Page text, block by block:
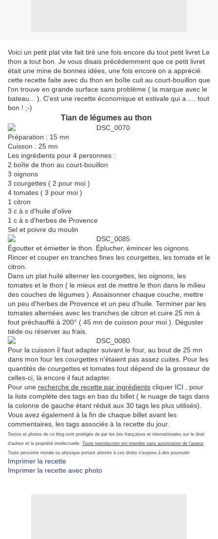
Voici un petit plat vite fait tiré une fois encore du tout petit livret Le
thon a tout bon. Je vous disais précédemment que ce petit livret
était une mine de bonnes idées, une fois encore on a apprécié
cette recette faite avec du thon en boîte cuit au court-bouillon que
l'on trouve en grande surface sans problème ( la marque avec le
bateau... ). C'est une recette économique et estivale qui a .... tout
bon ! ;-)
Tian de légumes au thon
Préparation : 15 mn
Cuisson : 25 mn
Les ingrédients pour 4 personnes :
2 boîte de thon au court-bouillon
3 oignons
3 courgettes ( 2 pour moi )
4 tomates ( 3 pour moi )
1 citron
3 c à s d'huile d'olive
1 c à s d'herbes de Provence
Sel et poivre du moulin
Égoutter et émietter le thon. Éplucher, émincer les oignons.
Rincer et couper en tranches fines les courgettes, les tomate et le
citron.
Dans un plat huilé alterner les courgettes, les oignons, les
tomates et le thon ( le mieux est de mettre le thon dans le milieu
des couches de légumes ). Assaisonner chaque couche, mettre
un peu d'herbes de Provence et un peu d'huile. Terminer par les
tomates alternées avec les tranches de citron et cuire 25 mn à
fout préchauffé à 200° ( 45 mn de cuisson pour moi ). Déguster
tiède ou réserver au frais.
Pour la cuisson il faut adapter suivant le four, au bout de 25 mn
dans mon four les courgettes n'étaient pas assez cuites. Pour les
quantités de courgettes et tomates tout dépend de la grosseur de
celles-ci, là encore il faut adapter.
Pour une recherche de recette par ingrédients cliquer ICI , pour
la liste complète des tags en bas du billet ( le nuage de tags dans
la colonne de gauche étant réduit aux 30 tags les plus utilisés).
Vous avez également à la fin de chaque billet avant les
commentaires, les tags associés à la recette du jour.
Textes et photos de ce blog sont protégés de par les lois françaises et internationales sur le droit
d'auteur et la propriété intellectuelle. Toute reproduction est interdite sans autorisation de l'auteur.
Toute personne morale ou physique portant atteinte à ces droits s'expose à des poursuite
Imprimer la recette
Imprimer la recette avec photo